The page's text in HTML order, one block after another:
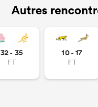
Autres
32 - 35
FT
10 - 17
FT